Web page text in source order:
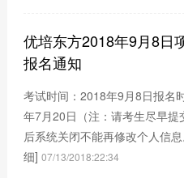
优培东方2018年9月8日
报名通知
考试时间：2018年9月8日报名
年7月20日（注：请考生尽早
后系统关闭不能再修改个人信
细] 07/13/2018:22:34